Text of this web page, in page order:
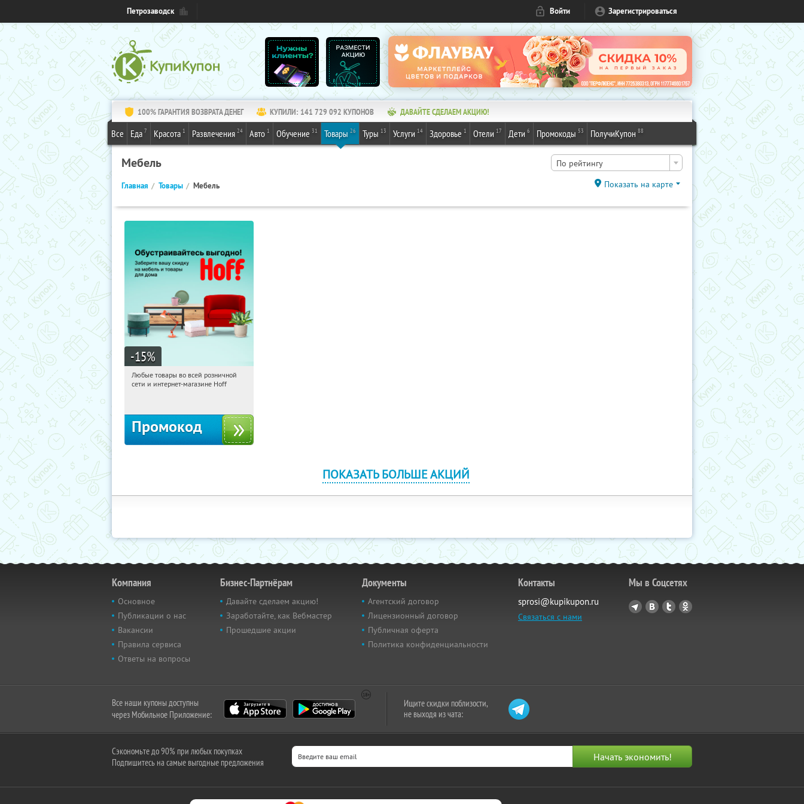
Петрозаводск Войти Зарегистрироваться
100% ГАРАНТИЯ ВОЗВРАТА ДЕНЕГ КУПИЛИ: 141 729 095 КУПОНОВ ДАВАЙТЕ СДЕЛАЕМ АКЦИЮ!
Все Еда 7 Красота 1 Развлечения 24 Авто 1 Обучение 31 Товары 26 Туры 13 Услуги 14 Здоровье 1 Отели 17 Дети 6 Промокоды 53 ПолучиКупон 88
Мебель По рейтингу
Главная Товары Мебель Показать на карте
-15%
09:24:17 Получили:
Любые товары во всей розничной
сети и интернет-магазине Hoff
Промокод
ПОКАЗАТЬ БОЛЬШЕ АКЦИЙ
Компания
Основное
Публикации о нас
Вакансии
Правила сервиса
Ответы на вопросы
Бизнес-Партнёрам
Давайте сделаем акцию!
Заработайте, как Вебмастер
Прошедшие акции
Документы
Агентский договор
Лицензионный договор
Публичная оферта
Политика конфиденциальности
Контакты
sprosi@kupikupon.ru
Связаться с нами
Мы в Соцсетях
Все наши купоны доступны
через Мобильное Приложение:
Ищите скидки поблизости,
не выходя из чата:
Сэкономьте до 90% при любых покупках
Подпишитесь на самые выгодные предложения